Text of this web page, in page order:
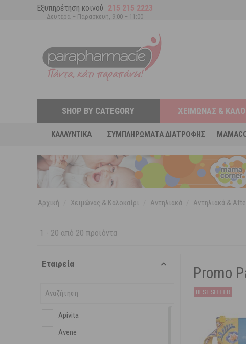
Εξυπηρέτηση κοινού 215 215 2223
Δευτέρα – Παρασκευή, 9:00 – 11:00
SHOP BY CATEGORY
ΚΑΛΛΥΝΤΙΚΆ ΣΥΜΠΛΗΡΏΜΑΤΑ ΔΙΑΤΡΟΦΉΣ
ΧΕΙΜΏΝΑΣ &
Αρχική Χειμώνας & Καλοκαίρι Αντηλιακά Αντηλιακά &
1 - 20 από 20 προϊόντα
Εταιρεία
Apivita
Avene
Promo